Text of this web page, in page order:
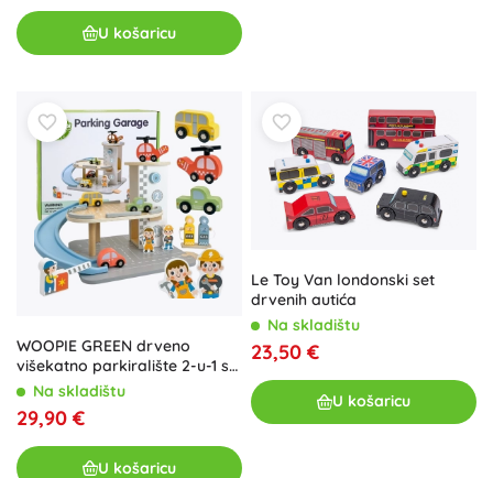
U košaricu
WOOPIE GREEN drveno
višekatno parkiralište 2-u-1 sa
stanicom i figuricama, 12
Na skladištu
29,90 €
U košaricu
Le Toy Van londonski set
drvenih autića
Na skladištu
23,50 €
U košaricu